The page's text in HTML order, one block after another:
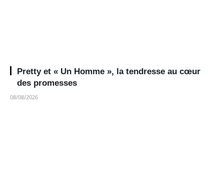
Pretty et « Un Homme », la tendresse au cœur
des promesses
08/08/2026